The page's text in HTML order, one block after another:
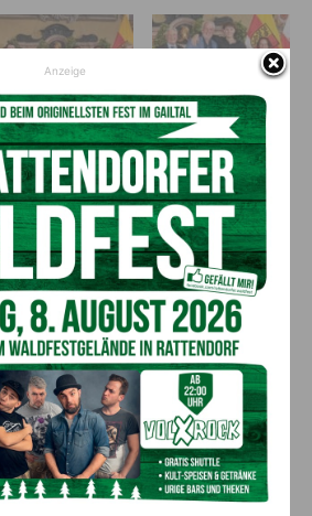
Anzeige